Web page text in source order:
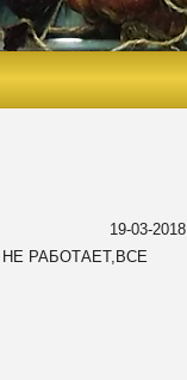
19-03-2018
РАБОТАЕТ,ВСЕ